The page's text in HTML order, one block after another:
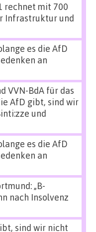
rechnet mit 700
Infrastruktur und
es die AfD
an
VVN-BdA für das
AfD gibt, sind wir
und
es die AfD
an
„B-
nach Insolvenz
sind wir nicht